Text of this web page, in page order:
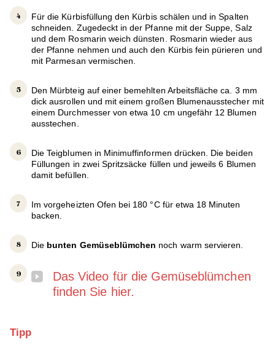
Für die Kürbisfüllung den Kürbis schälen und in Spalten
schneiden. Zugedeckt in der Pfanne mit der Suppe, Salz
und dem Rosmarin weich dünsten. Rosmarin wieder aus
der Pfanne nehmen und auch den Kürbis fein pürieren und
mit Parmesan vermischen.
Den Mürbteig auf einer bemehlten Arbeitsfläche ca. 3 mm
dick ausrollen und mit einem großen Blumenausstecher mit
einem Durchmesser von etwa 10 cm ungefähr 12 Blumen
ausstechen.
Die Teigblumen in Minimuffinformen drücken. Die beiden
Füllungen in zwei Spritzsäcke füllen und jeweils 6 Blumen
damit befüllen.
Im vorgeheizten Ofen bei 180 °C für etwa 18 Minuten
backen.
Die bunten Gemüseblümchen noch warm servieren.
Das Video für die Gemüseblümchen
finden Sie hier.
Tipp